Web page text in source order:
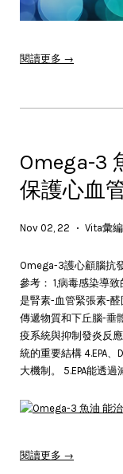
閱讀更多 →
Omega-3
保護心血
Nov 02, 22 • Vita彙編
Omega-3護心顧腦抗
參考： 1,病毒感染導
是腎素-血管緊張素-醛
傳遞物質和下丘腦-垂
疫系統與抑制發炎反
統的重要結構 4.EPA
大機制。 5.EPA能透
閱讀更多 →